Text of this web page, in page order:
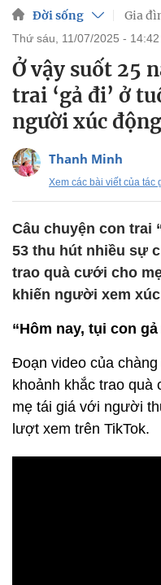
Đời sống Gia
thứ sáu, 11/07/2025 - 14:42
Ở vậy suốt 25
trai ‘gả đi’ ở
người xúc động
Thanh Minh
Xem các bài viết của tác
Câu chuyện con trai
53 thu hút nhiều sự
trao quà cưới cho
khiến người xem
“Hôm nay, tụi con gả
Đoạn video của
khoảnh khắc trao
mẹ tái giá với người
lượt xem trên TikTok.